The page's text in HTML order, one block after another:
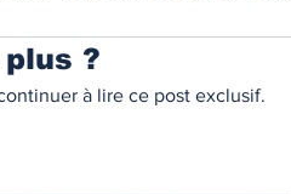
?
à lire ce post exclusif.